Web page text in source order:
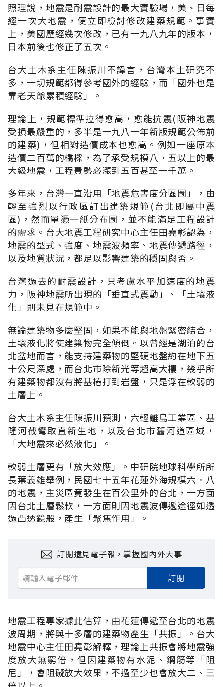
照理說，地震是耐震設計的最大實驗場，美、日每
經一次大地震，便立即檢討修改建築規範。事實
上，美國歷經幾次修改，已有一九八九年的版本，
日本前後也修正了五次。
台大土木系主任陳振川不諱言，台灣本土研究不
多，一切規範都得參考國外的經驗，而「國外也是
靠老天爺累積經驗」。
理論上，規範標準拉得愈高，愈能抗震(阪神地震
受損最嚴重的，多半是一九八一年新版規範公佈前
的建築)，但相對造價成本也愈高。例如一座原本
造價二百萬的橋樑，為了承受規模八．五以上的最
大級地震，工程費勢必漲到五百甚至一千萬。
多年來，台灣一直沿用「地震危害度分區圖」，由
輕至強烈以行政區訂出建築規範(台北即屬中震
區)，然而單憑一紙分布圖，並不能滿足工程設計
的需求。台大地震工程研究中心主任田堯彰認為，
地震的型式、強度、地震波頻率、地震傳遞路徑，
以及地質狀況，都足以影響建築的穩固與否。
台灣過去的耐震設計，只考慮水平加速度的地震
力，阪神地震所出現的「垂直式震動」、「土壤液
化」則未見在規範中。
無論建築物多麼堅固，如果不能與地盤緊密結合，
土壤液化將使建築物完全傾倒。以曾經是湖泊的台
北盆地而言，能支持建築物的堅硬地盤約在地下五
十公尺深處，而台北市除新光等超高大樓，幾乎所
有建築物都沒有將基樁打到岩盤，只是浮在軟弱的
土層上。
台大土木系主任陳振川預測，六輕離島工業區、基
隆河截彎取直新生地，以及台北市舊河道區域，
「大地震來必然液化」。
軟弱土層更有「放大效應」。中研院地球科學所所
長葉義雄舉例，民國七十五年花蓮外海規模六．八
的地震，主災區竟發生在百公里外的台北，一方面
因台北土層鬆軟，一方面則因地震波傳遞途徑如透
過凸透鏡般，產生「聚焦作用」。
訂閱遠見電子報，掌握國內外大事
訂閱
地震工程專家據此估算，由花蓮傳遞至台北的地震
波周期，將與十多層的建築物產生「共振」。台大
地震中心主任田堯彰解釋，理論上共振會將地震強
度放大無窮倍，但因建築物有水泥、鋼筋等「阻
尼」，會阻礙放大效果，不過至少也會放大二、三